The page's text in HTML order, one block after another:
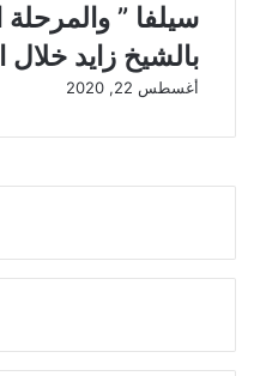
سيلفا ” والمرحلة
بالشيخ زايد خلال
أغسطس 22, 2020